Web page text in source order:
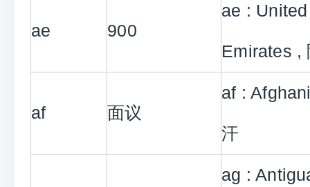
ae 900
ae :
Emirates ,
af 面议
af :
汗
ag :